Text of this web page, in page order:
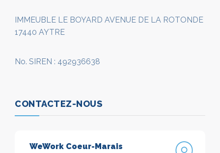
IMMEUBLE LE BOYARD AVENUE DE LA ROTONDE
17440 AYTRE
No. SIREN : 492936638
CONTACTEZ-NOUS
WeWork Coeur-Marais